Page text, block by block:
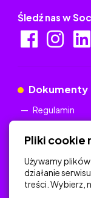
Śledź nas w
Dokumenty
Regulamin
Na skróty
Pliki cookie
Używamy
działanie
treści. Wybierz,